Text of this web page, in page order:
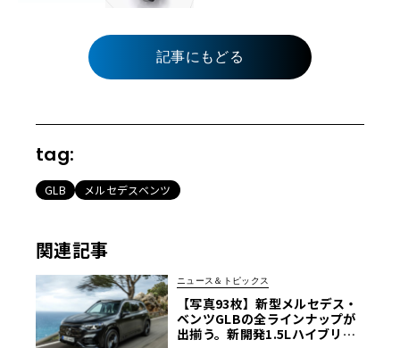
記事にもどる
tag:
GLB メルセデスベンツ
関連記事
ニュース＆トピックス
【写真93枚】新型メルセデス・
ベンツGLBの全ラインナップが
出揃う。新開発1.5Lハイブリッ